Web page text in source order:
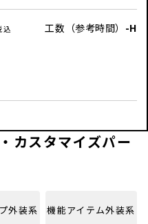
工数（参考時間） -H
カスタマイズパー
外装系 機能アイテム外装系